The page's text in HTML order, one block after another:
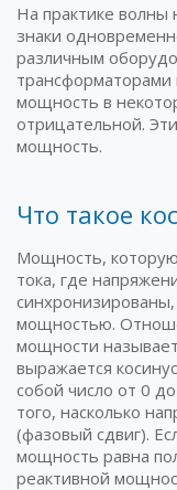
На практике волны
знаки
различным
трансформаторами
мощность в
отрицательной.
мощность.
Что такое
Мощность,
тока, где
мощностью.
мощности
выражается
собой число от 0
того, насколько
(фазовый сдвиг).
мощность равна
реактивной